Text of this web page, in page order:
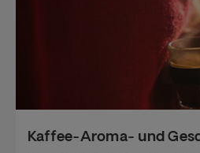
Kaffee-Aroma- und